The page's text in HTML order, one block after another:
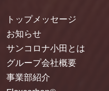
トップメッセージ
お知らせ
サンコロナ小田とは
グループ会社概要
事業部紹介